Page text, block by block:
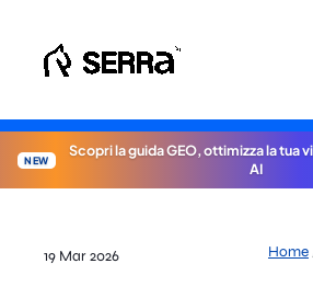
contenuto
NEW
Scopri la guida GEO, ottimizza la tua
AI
Home
19 Mar 2026